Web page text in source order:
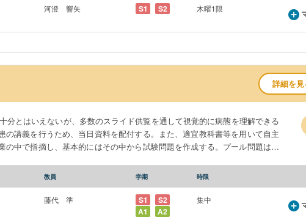
河澄 響矢 S1 S2 木曜1限
詳細を見
講義を行うため、当日資料を配付する。また、適宜教科書等を用いて自主
中で指摘し、基本的にはその中から試験問題を作成する。プール問題はあ
教員 学期 時限
藤代 準 S1
S2
A1
A2
集中